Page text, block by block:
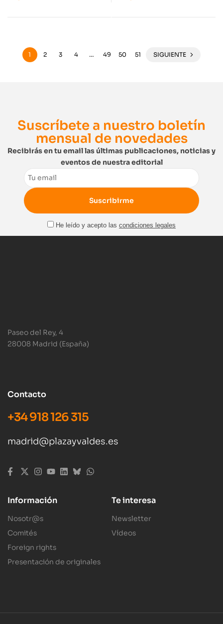
1 2 3 4 … 49 50 51 SIGUIENTE
Suscríbete a nuestro boletín
mensual de novedades
Recibirás en tu email las últimas publicaciones, noticias y
eventos de nuestra editorial
Email
He leído y acepto las condiciones legales
Paseo del Rey, 4
28008 Madrid (España)
Contacto
+34 918 126 315
madrid@plazayvaldes.es
Información
Nosotr@s
Comités
Foreign rights
Presentación de originales
Te interesa
Newsletter
Vídeos